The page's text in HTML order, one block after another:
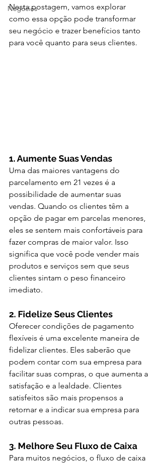
Negócios
Nesta postagem, vamos explorar
como essa opção pode transformar
seu negócio e trazer benefícios tanto
para você quanto para seus clientes.
1. Aumente Suas Vendas
Uma das maiores vantagens do
parcelamento em 21 vezes é a
possibilidade de aumentar suas
vendas. Quando os clientes têm a
opção de pagar em parcelas menores,
eles se sentem mais confortáveis para
fazer compras de maior valor. Isso
significa que você pode vender mais
produtos e serviços sem que seus
clientes sintam o peso financeiro
imediato.
2. Fidelize Seus Clientes
Oferecer condições de pagamento
flexíveis é uma excelente maneira de
fidelizar clientes. Eles saberão que
podem contar com sua empresa para
facilitar suas compras, o que aumenta a
satisfação e a lealdade. Clientes
satisfeitos são mais propensos a
retornar e a indicar sua empresa para
outras pessoas.
3. Melhore Seu Fluxo de Caixa
Para muitos negócios, o fluxo de caixa